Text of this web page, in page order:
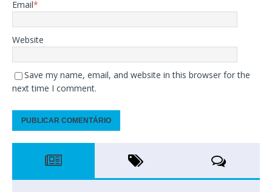
Email*
Website
Save my name, email, and website in this browser for the
next time I comment.